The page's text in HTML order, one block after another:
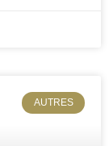
AUTRES